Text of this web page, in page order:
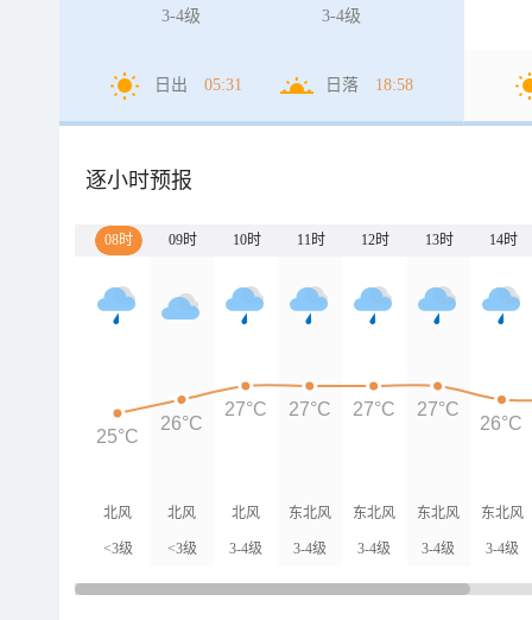
3-4级 3-4级
日出 05:31 日落 18:58
逐小时预报
08时 09时 10时 11时 12时 13时 14时
北风
<3级
北风
<3级
北风
3-4级
东北风
3-4级
东北风
3-4级
东北风
3-4级
东北风
3-4级
25°C
26°C
27°C 27°C 27°C 27°C
26°C